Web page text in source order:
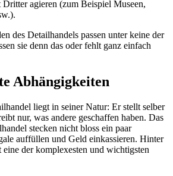
agieren (zum Beispiel Museen,
des Detailhandels passen unter keine der
sie denn das oder fehlt ganz einfach
Abhängigkeiten
liegt in seiner Natur: Er stellt selber
nur, was andere geschaffen haben. Das
stecken nicht bloss ein paar
auffüllen und Geld einkassieren. Hinter
der komplexesten und wichtigsten